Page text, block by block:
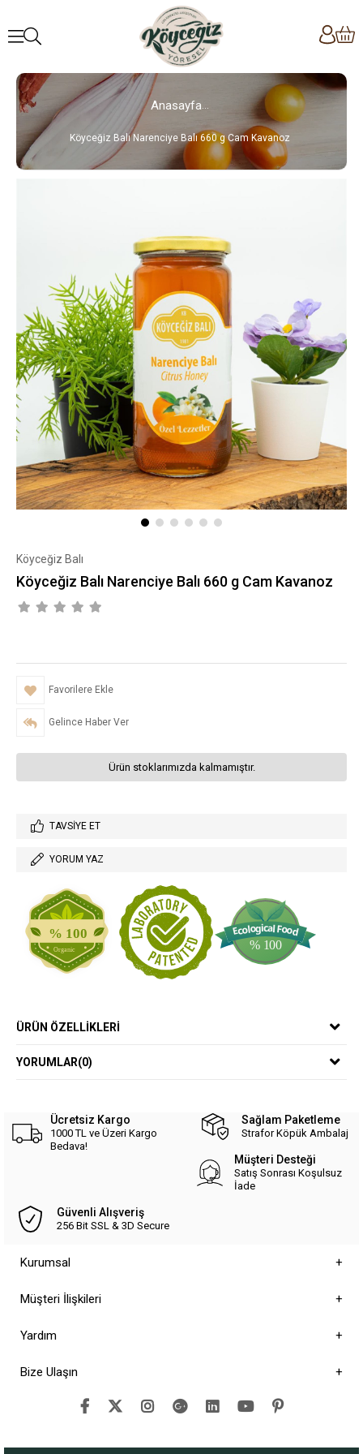
Anasayfa
Köyceğiz Balı Narenciye Balı 660 g Cam Kavanoz
Köyceğiz Balı
Köyceğiz Balı Narenciye Balı 660 g Cam Kavanoz
Favorilere Ekle
Gelince Haber Ver
Ürün stoklarımızda kalmamıştır.
TAVSIYE ET
YORUM YAZ
ÜRÜN ÖZELLIKLERI
YORUMLAR(0)
Ücretsiz Kargo
1000 TL ve Üzeri Kargo
Bedava!
Sağlam Paketleme
Strafor Köpük Ambalaj
Müşteri Desteği
Satış Sonrası Koşulsuz
İade
Güvenli Alışveriş
256 Bit SSL & 3D Secure
Kurumsal
Müşteri İlişkileri
Yardım
Bize Ulaşın